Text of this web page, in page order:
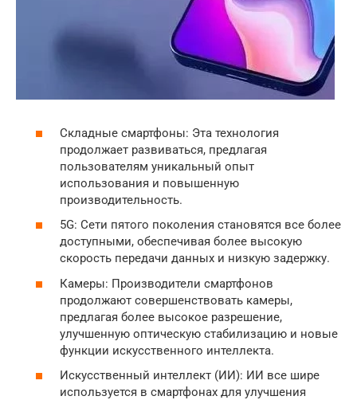
Складные смартфоны: Эта технология
продолжает развиваться, предлагая
пользователям уникальный опыт
использования и повышенную
производительность.
5G: Сети пятого поколения становятся все более
доступными, обеспечивая более высокую
скорость передачи данных и низкую задержку.
Камеры: Производители смартфонов
продолжают совершенствовать камеры,
предлагая более высокое разрешение,
улучшенную оптическую стабилизацию и новые
функции искусственного интеллекта.
Искусственный интеллект (ИИ): ИИ все шире
используется в смартфонах для улучшения